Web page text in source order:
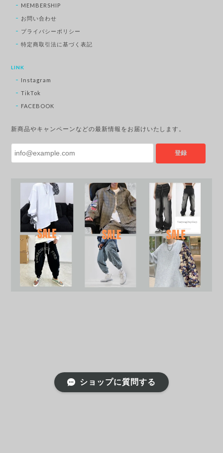
MEMBERSHIP
お問い合わせ
プライバシーポリシー
特定商取引法に基づく表記
LINK
Instagram
TikTok
FACEBOOK
新商品やキャンペーンなどの最新情報をお届けいたします。
登録
ショップに質問する